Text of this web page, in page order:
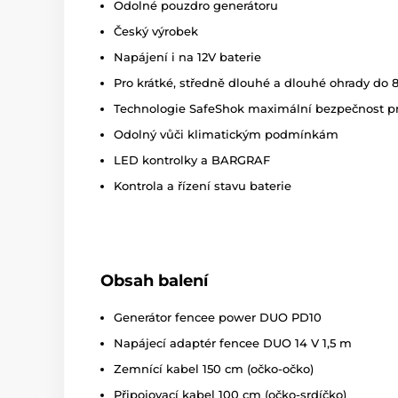
Odolné pouzdro generátoru
Český výrobek
Napájení i na 12V baterie
Pro krátké, středně dlouhé a dlouhé ohrady do
Technologie SafeShok maximální bezpečnost
Odolný vůči klimatickým podmínkám
LED kontrolky a BARGRAF
Kontrola a řízení stavu baterie
Obsah balení
Generátor fencee power DUO PD10
Napájecí adaptér fencee DUO 14 V 1,5 m
Zemnící kabel 150 cm (očko-očko)
Připojovací kabel 100 cm (očko-srdíčko)